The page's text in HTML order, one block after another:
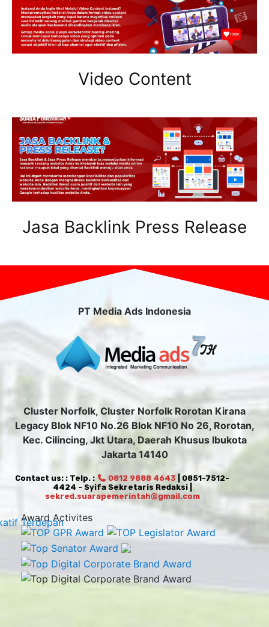
Video Content
Jasa Backlink Press Release
PT Media Ads Indonesia
Cluster Norfolk, Cluster Norfolk Rorotan Kirana
Legacy Blok NF10 No.26 Blok NF10 No 26, Rorotan,
Kec. Cilincing, Jkt Utara, Daerah Khusus Ibukota
Jakarta 14140
Contact us: : Telp. : 0812 9888 4643 | 0851-7512-
4424 - Syifa Sekretaris Redaksi |
sekred.suarapemerintah@gmail.com
Award Activites